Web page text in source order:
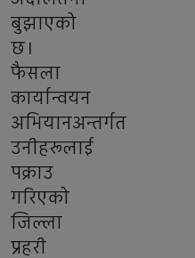
बुझाएको
छ।
फैसला
कार्यान्वयन
अभियानअन्तर्गत
उनीहरूलाई
पक्राउ
गरिएको
जिल्ला
प्रहरी